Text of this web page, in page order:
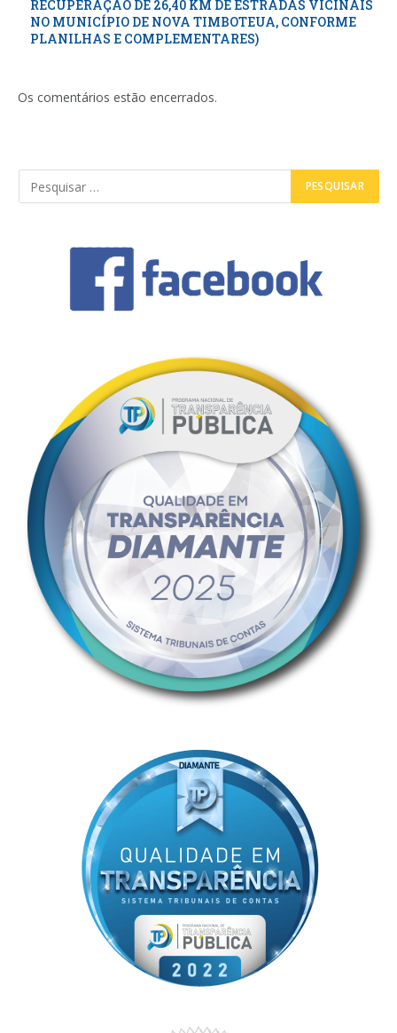
RECUPERAÇÃO DE 26,40 KM DE ESTRADAS VICINAIS
NO MUNICÍPIO DE NOVA TIMBOTEUA, CONFORME
PLANILHAS E COMPLEMENTARES)
Os comentários estão encerrados.